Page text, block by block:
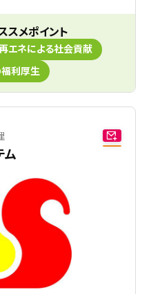
スメポイント
エネによる社会貢献
利厚生
ム